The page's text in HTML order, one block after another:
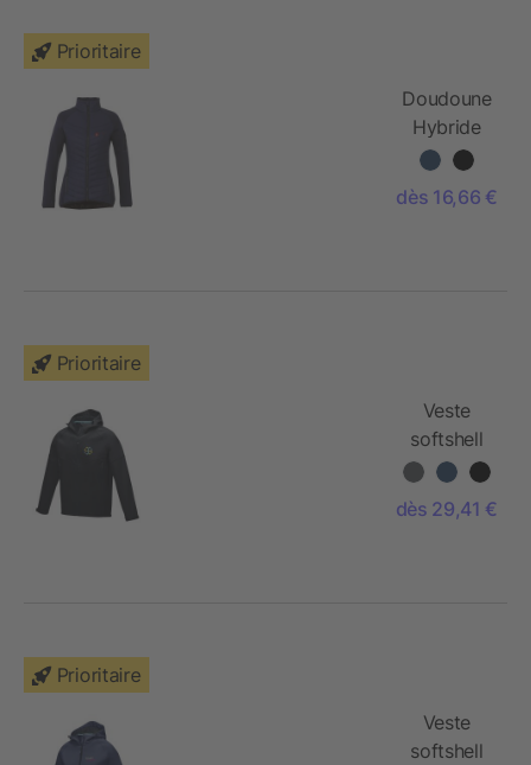
Prioritaire
Doudoune
Hybride
Banff
dès 16,66 €
Prioritaire
Veste
softshell
recyclée
Coltan
dès 29,41 €
Prioritaire
Veste
softshell